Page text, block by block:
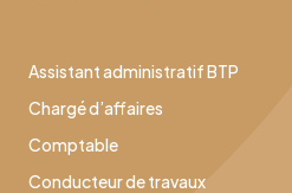
Assistant administratif BTP
Chargé d’affaires
Comptable
Conducteur de travaux